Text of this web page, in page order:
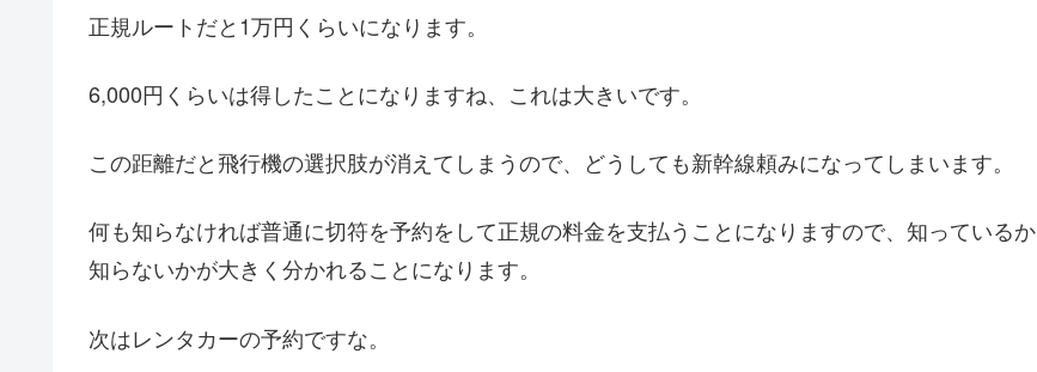
正規ルートだと1万円くらいになります。
6,000円くらいは得したことになりますね、これは大きいです。
この距離だと飛行機の選択肢が消えてしまうので、どうしても新幹線頼みになってしまいます。
何も知らなければ普通に切符を予約をして正規の料金を支払うことになりますので、知っているか
知らないかが大きく分かれることになります。
次はレンタカーの予約ですな。